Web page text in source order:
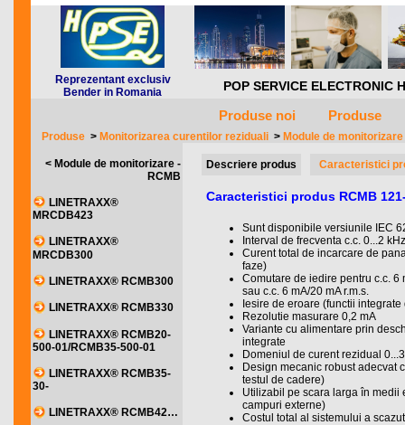
Reprezentant exclusiv
Bender in Romania
POP SERVICE
Produse noi Produse
Produse > Monitorizarea curentilor reziduali > Module de
< Module de monitorizare -
RCMB
LINETRAXX®
MRCDB423
LINETRAXX®
MRCDB300
LINETRAXX® RCMB300
LINETRAXX® RCMB330
LINETRAXX® RCMB20-
500-01/RCMB35-500-01
LINETRAXX® RCMB35-
30-
LINETRAXX® RCMB42…
Descriere produs Caracteristici
Caracteristici produs RCMB
Sunt disponibile versiunile IEC
Interval de frecventa c.c. 0...2 kHz
Curent total de incarcare de
faze)
Comutare de iedire pentru c.c. 6
sau c.c. 6 mA/20 mA r.m.s.
Iesire de eroare (functii
Rezolutie masurare 0,2 mA
Variante cu alimentare prin
integrate
Domeniul de curent rezidual
Design mecanic robust adecvat
testul de cadere)
Utilizabil pe scara larga în medii
campuri externe)
Costul total al sistemului a